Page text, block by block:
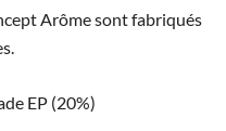
Arôme sont fabriqués
EP (20%)